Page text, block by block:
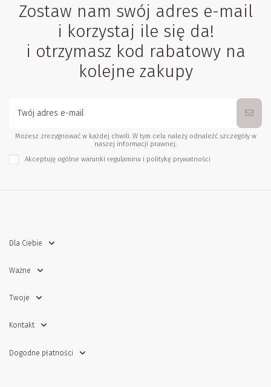
Zostaw nam swój adres e-mail
i korzystaj ile się da!
i otrzymasz kod rabatowy na
kolejne zakupy
Możesz zrezygnować w każdej chwili. W tym celu należy odnaleźć szczegóły w
naszej informacji prawnej.
Akceptuję ogólne warunki regulaminu i politykę prywatności
Dla Ciebie
Ważne
Twoje
Kontakt
Dogodne płatności